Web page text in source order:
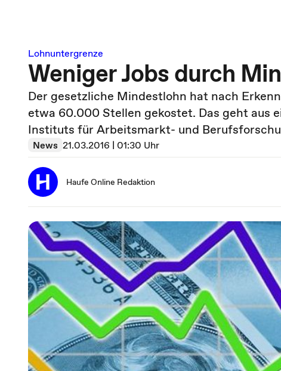
Lohnuntergrenze
Weniger Jobs durch
Der gesetzliche Mindestlohn hat nach
etwa 60.000 Stellen gekostet. Das geht aus
Instituts für Arbeitsmarkt- und
News 21.03.2016 | 01:30 Uhr
Haufe Online Redaktion